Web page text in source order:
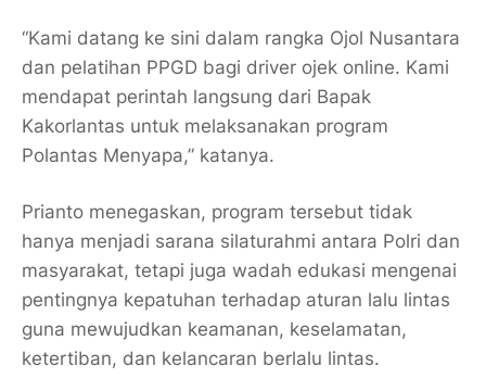
“Kami datang ke sini dalam rangka Ojol Nusantara
dan pelatihan PPGD bagi driver ojek online. Kami
mendapat perintah langsung dari Bapak
Kakorlantas untuk melaksanakan program
Polantas Menyapa,” katanya.
Prianto menegaskan, program tersebut tidak
hanya menjadi sarana silaturahmi antara Polri dan
masyarakat, tetapi juga wadah edukasi mengenai
pentingnya kepatuhan terhadap aturan lalu lintas
guna mewujudkan keamanan, keselamatan,
ketertiban, dan kelancaran berlalu lintas.